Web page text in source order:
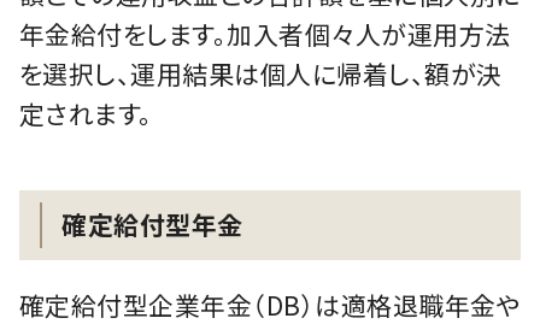
年金給付をします。加入者個々人が運用方法
を選択し、運用結果は個人に帰着し、額が決
定されます。
確定給付型年金
確定給付型企業年金（DB）は適格退職年金や